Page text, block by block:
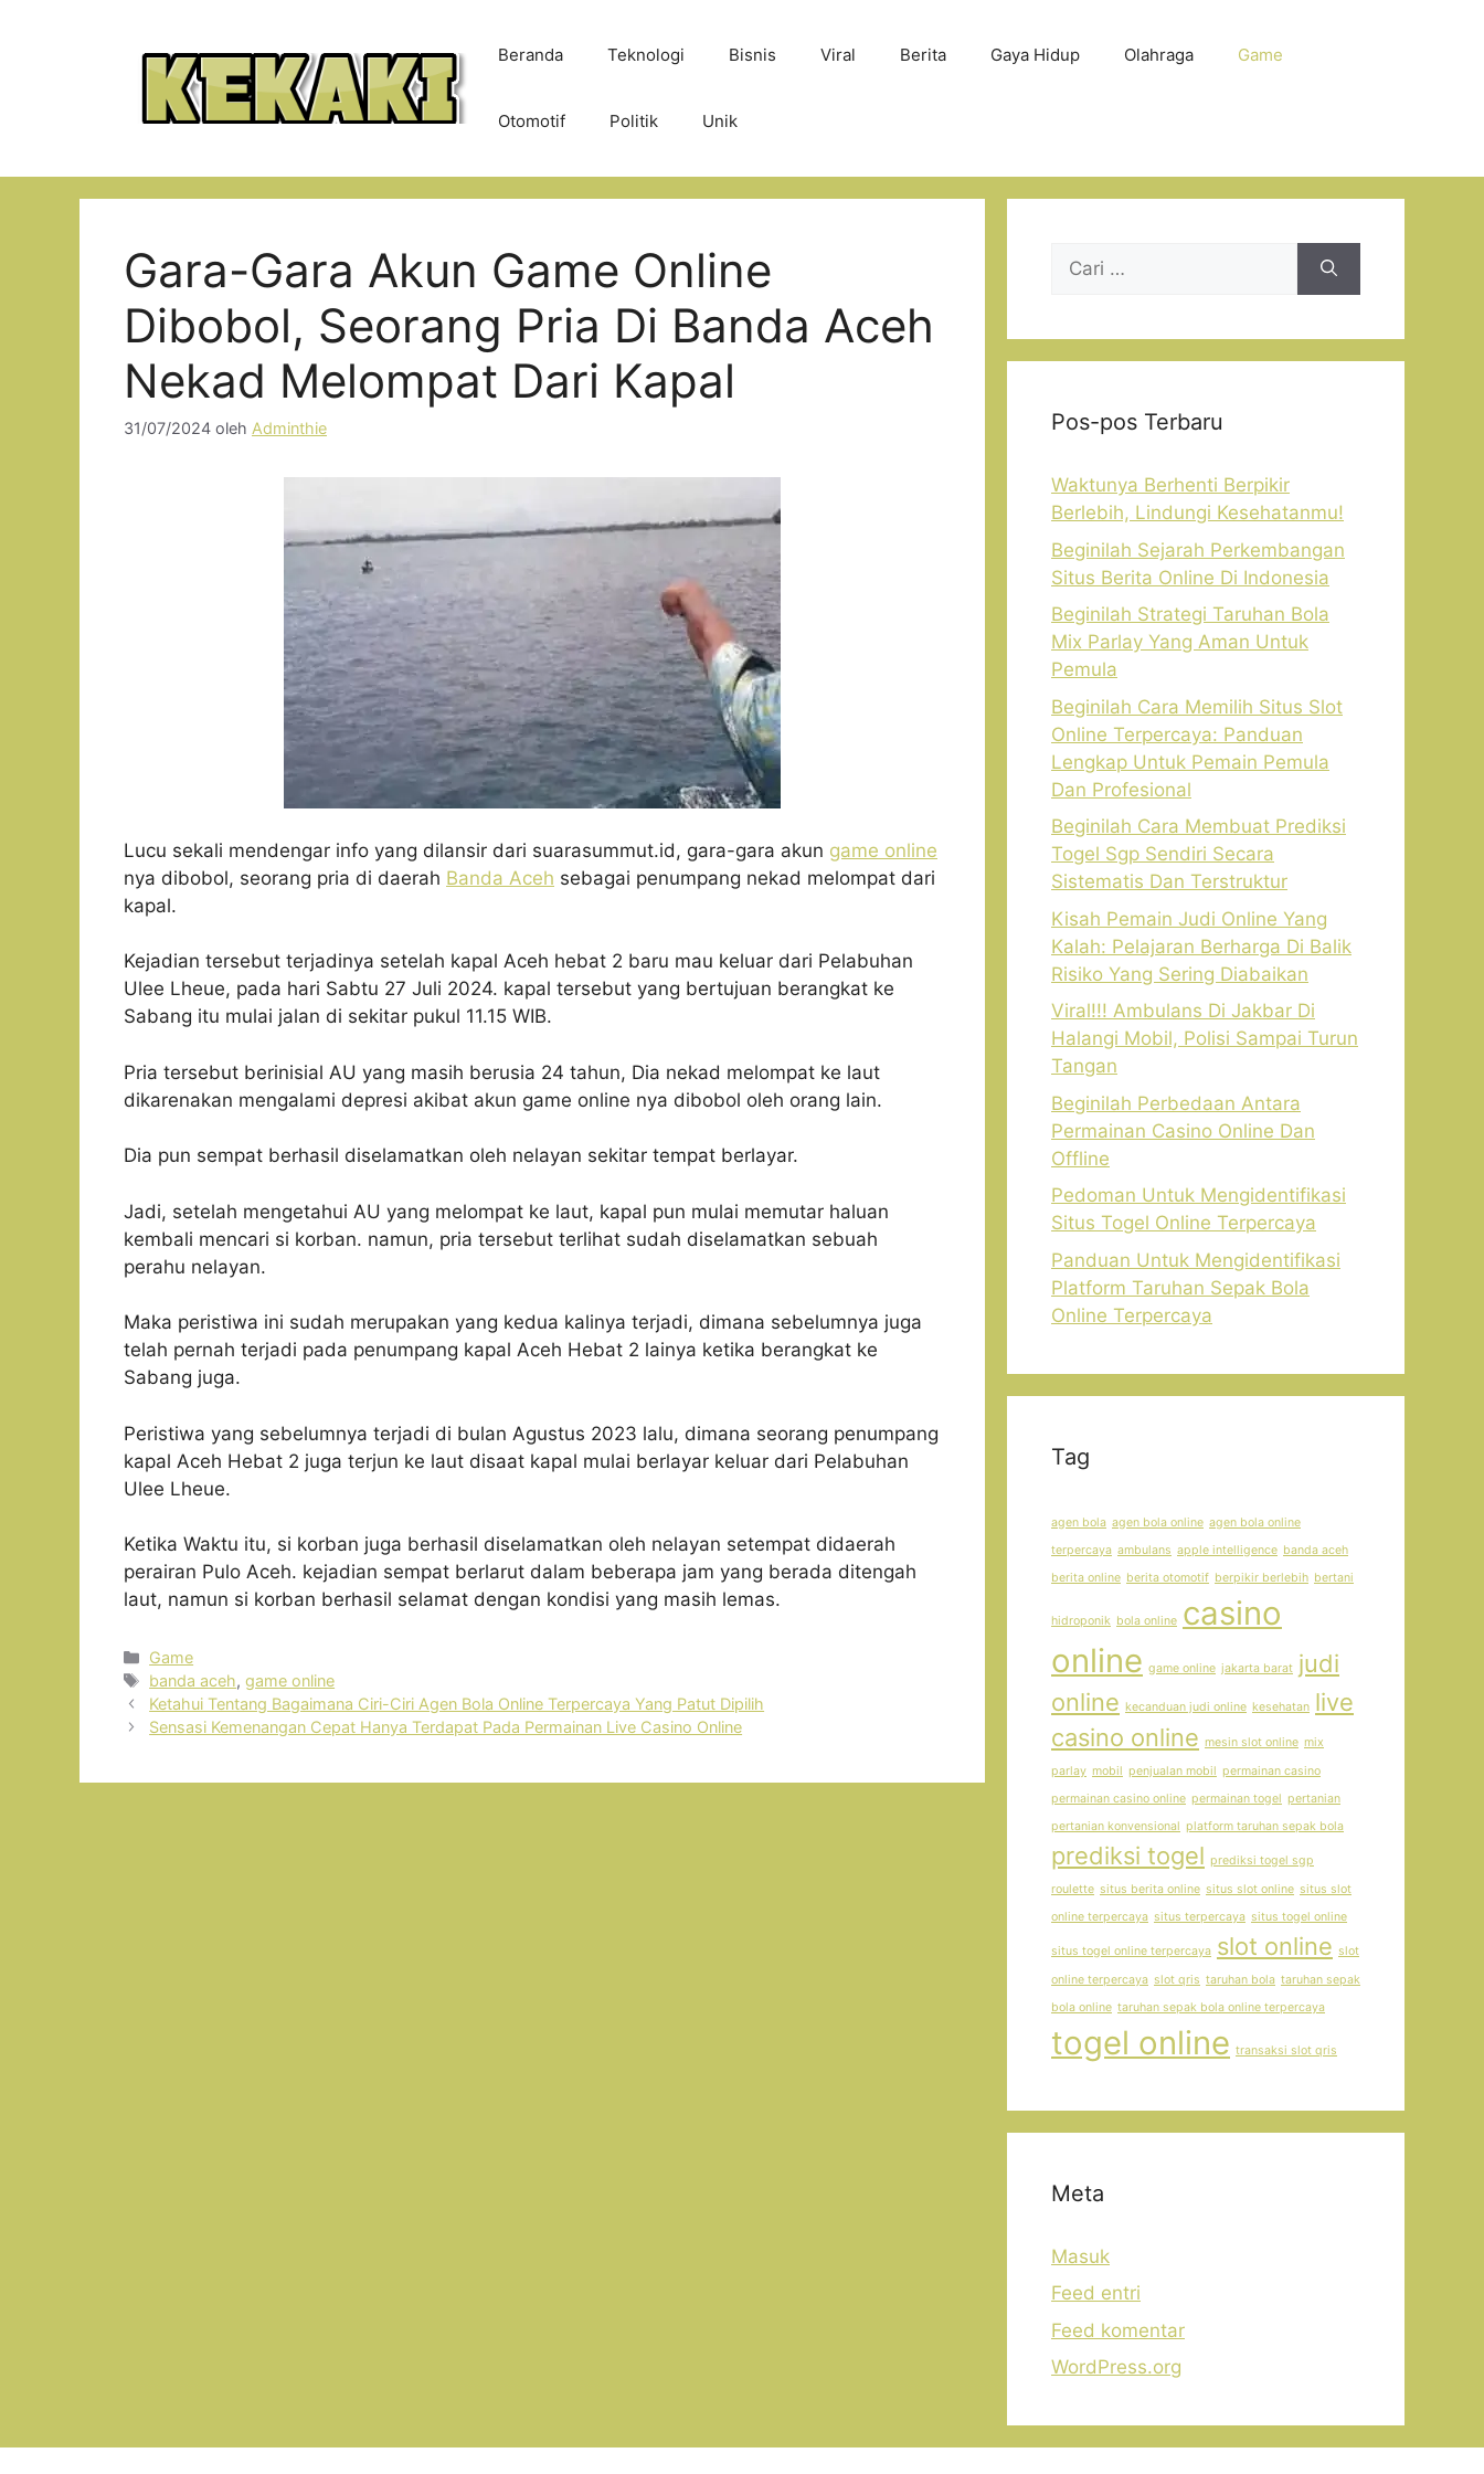
Beranda Teknologi Bisnis Viral Berita Gaya Hidup Olahraga Game
Otomotif Politik Unik
Gara-Gara Akun Game Online
Dibobol, Seorang Pria Di Banda Aceh
Nekad Melompat Dari Kapal
31/07/2024 oleh Adminthie
Lucu sekali mendengar info yang dilansir dari suarasummut.id, gara-gara akun game online
nya dibobol, seorang pria di daerah Banda Aceh sebagai penumpang nekad melompat dari
kapal.
Kejadian tersebut terjadinya setelah kapal Aceh hebat 2 baru mau keluar dari Pelabuhan
Ulee Lheue, pada hari Sabtu 27 Juli 2024. kapal tersebut yang bertujuan berangkat ke
Sabang itu mulai jalan di sekitar pukul 11.15 WIB.
Pria tersebut berinisial AU yang masih berusia 24 tahun, Dia nekad melompat ke laut
dikarenakan mengalami depresi akibat akun game online nya dibobol oleh orang lain.
Dia pun sempat berhasil diselamatkan oleh nelayan sekitar tempat berlayar.
Jadi, setelah mengetahui AU yang melompat ke laut, kapal pun mulai memutar haluan
kembali mencari si korban. namun, pria tersebut terlihat sudah diselamatkan sebuah
perahu nelayan.
Maka peristiwa ini sudah merupakan yang kedua kalinya terjadi, dimana sebelumnya juga
telah pernah terjadi pada penumpang kapal Aceh Hebat 2 lainya ketika berangkat ke
Sabang juga.
Peristiwa yang sebelumnya terjadi di bulan Agustus 2023 lalu, dimana seorang penumpang
kapal Aceh Hebat 2 juga terjun ke laut disaat kapal mulai berlayar keluar dari Pelabuhan
Ulee Lheue.
Ketika Waktu itu, si korban juga berhasil diselamatkan oleh nelayan setempat didaerah
perairan Pulo Aceh. kejadian sempat berlarut dalam beberapa jam yang berada ditengah
laut, namun si korban berhasil selamat dengan kondisi yang masih lemas.
Kategori
Game
Tag
banda aceh,game online
Ketahui Tentang Bagaimana Ciri-Ciri Agen Bola Online Terpercaya Yang Patut Dipilih
Sensasi Kemenangan Cepat Hanya Terdapat Pada Permainan Live Casino Online
Cari
Pos-pos Terbaru
Waktunya Berhenti Berpikir
Berlebih, Lindungi Kesehatanmu!
Beginilah Sejarah Perkembangan
Situs Berita Online Di Indonesia
Beginilah Strategi Taruhan Bola
Mix Parlay Yang Aman Untuk
Pemula
Beginilah Cara Memilih Situs Slot
Online Terpercaya: Panduan
Lengkap Untuk Pemain Pemula
Dan Profesional
Beginilah Cara Membuat Prediksi
Togel Sgp Sendiri Secara
Sistematis Dan Terstruktur
Kisah Pemain Judi Online Yang
Kalah: Pelajaran Berharga Di Balik
Risiko Yang Sering Diabaikan
Viral!!! Ambulans Di Jakbar Di
Halangi Mobil, Polisi Sampai Turun
Tangan
Beginilah Perbedaan Antara
Permainan Casino Online Dan
Offline
Pedoman Untuk Mengidentifikasi
Situs Togel Online Terpercaya
Panduan Untuk Mengidentifikasi
Platform Taruhan Sepak Bola
Online Terpercaya
Tag
agen bola agen bola online agen bola online
terpercaya ambulans apple intelligence banda aceh
berita online berita otomotif berpikir berlebih bertani
hidroponik bola online casino
online game online jakarta barat judi
online kecanduan judi online kesehatan live
casino online mesin slot online mix
parlay mobil penjualan mobil permainan casino
permainan casino online permainan togel pertanian
pertanian konvensional platform taruhan sepak bola
prediksi togel prediksi togel sgp
roulette situs berita online situs slot online situs slot
online terpercaya situs terpercaya situs togel online
situs togel online terpercaya slot online slot
online terpercaya slot qris taruhan bola taruhan sepak
bola online taruhan sepak bola online terpercaya
togel online transaksi slot qris
Meta
Masuk
Feed entri
Feed komentar
WordPress.org